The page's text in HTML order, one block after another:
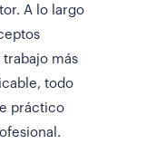
A lo largo
más
todo
práctico